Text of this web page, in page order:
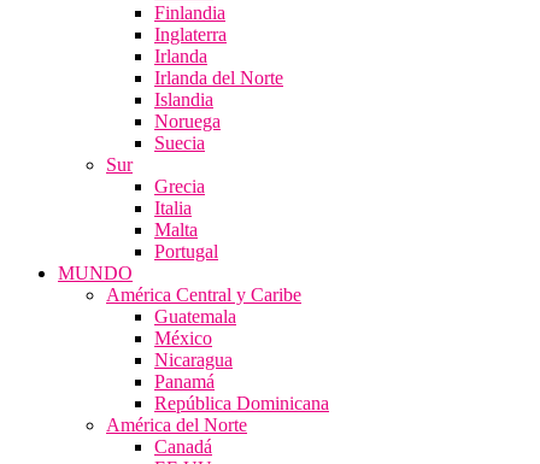
Finlandia
Inglaterra
Irlanda
Irlanda del Norte
Islandia
Noruega
Suecia
Sur
Grecia
Italia
Malta
Portugal
MUNDO
América Central y Caribe
Guatemala
México
Nicaragua
Panamá
República Dominicana
América del Norte
Canadá